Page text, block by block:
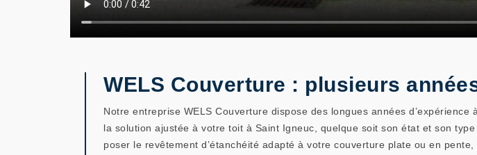
WELS Couverture : plusieurs
Notre entreprise WELS Couverture dispose des longues années
la solution ajustée à votre toit à Saint Igneuc, quelque soit son état et son
poser le revêtement d’étanchéité adapté à votre couverture plate ou en